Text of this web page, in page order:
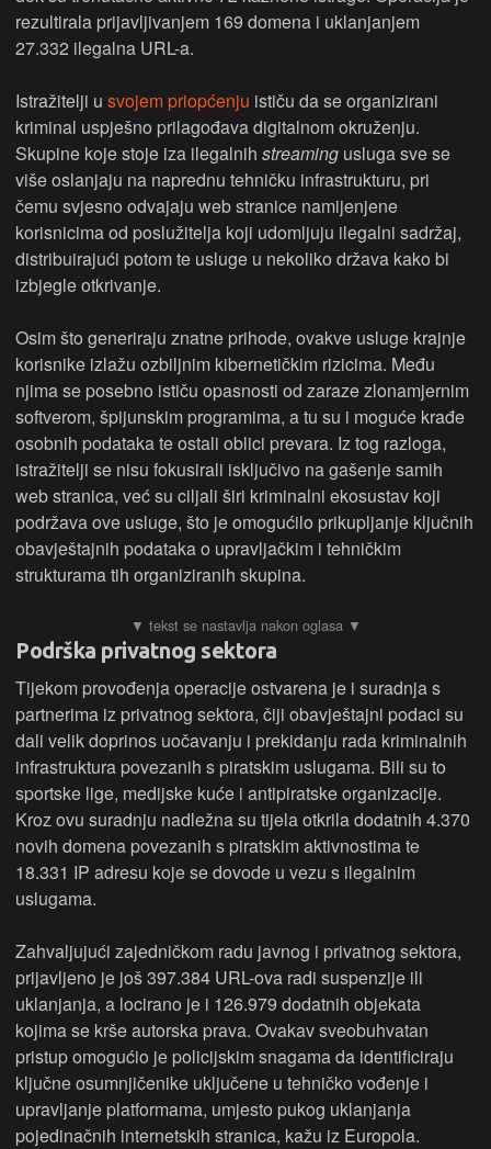
rezultirala prijavljivanjem 169 domena i uklanjanjem
27.332 ilegalna URL-a.
Istražitelji u svojem priopćenju ističu da se organizirani
kriminal uspješno prilagođava digitalnom okruženju.
Skupine koje stoje iza ilegalnih streaming usluga sve se
više oslanjaju na naprednu tehničku infrastrukturu, pri
čemu svjesno odvajaju web stranice namijenjene
korisnicima od poslužitelja koji udomljuju ilegalni sadržaj,
distribuirajući potom te usluge u nekoliko država kako bi
izbjegle otkrivanje.
Osim što generiraju znatne prihode, ovakve usluge krajnje
korisnike izlažu ozbiljnim kibernetičkim rizicima. Među
njima se posebno ističu opasnosti od zaraze zlonamjernim
softverom, špijunskim programima, a tu su i moguće krađe
osobnih podataka te ostali oblici prevara. Iz tog razloga,
istražitelji se nisu fokusirali isključivo na gašenje samih
web stranica, već su ciljali širi kriminalni ekosustav koji
podržava ove usluge, što je omogućilo prikupljanje ključnih
obavještajnih podataka o upravljačkim i tehničkim
strukturama tih organiziranih skupina.
Podrška privatnog sektora
Tijekom provođenja operacije ostvarena je i suradnja s
partnerima iz privatnog sektora, čiji obavještajni podaci su
dali velik doprinos uočavanju i prekidanju rada kriminalnih
infrastruktura povezanih s piratskim uslugama. Bili su to
sportske lige, medijske kuće i antipiratske organizacije.
Kroz ovu suradnju nadležna su tijela otkrila dodatnih 4.370
novih domena povezanih s piratskim aktivnostima te
18.331 IP adresu koje se dovode u vezu s ilegalnim
uslugama.
Zahvaljujući zajedničkom radu javnog i privatnog sektora,
prijavljeno je još 397.384 URL-ova radi suspenzije ili
uklanjanja, a locirano je i 126.979 dodatnih objekata
kojima se krše autorska prava. Ovakav sveobuhvatan
pristup omogućio je policijskim snagama da identificiraju
ključne osumnjičenike uključene u tehničko vođenje i
upravljanje platformama, umjesto pukog uklanjanja
pojedinačnih internetskih stranica, kažu iz Europola.